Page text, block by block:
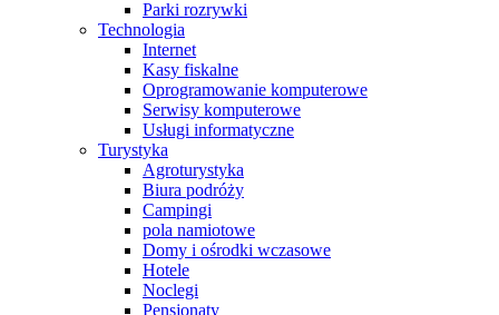
Parki rozrywki
Technologia
Internet
Kasy fiskalne
Oprogramowanie komputerowe
Serwisy komputerowe
Usługi informatyczne
Turystyka
Agroturystyka
Biura podróży
Campingi
pola namiotowe
Domy i ośrodki wczasowe
Hotele
Noclegi
Pensjonaty